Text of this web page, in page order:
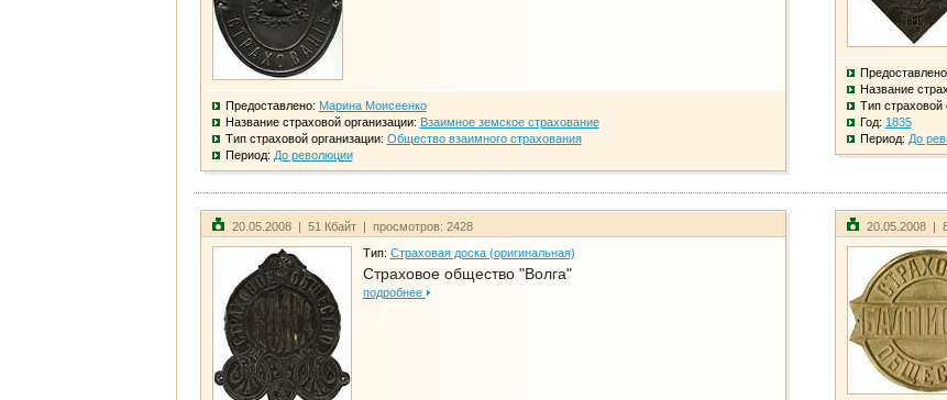
Предоставлено: Марина Моисеенко
Название страховой организации: Взаимное земское страхование
Тип страховой организации: Общество взаимного страхования
Период: До революции
Название
Тип страховой
Год: 1835
Период: До
20.05.2008 | 51 Кбайт | просмотров: 2428
Тип: Страховая доска (оригинальная)
Страховое общество "Волга"
подробнее
20.05.2008 |